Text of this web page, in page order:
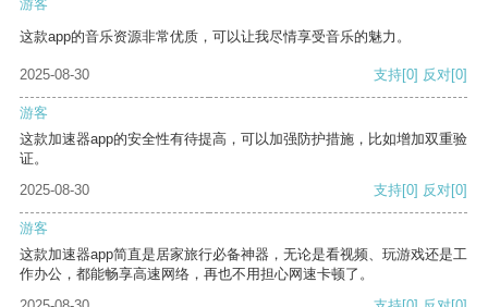
游客
这款app的音乐资源非常优质，可以让我尽情享受音乐的魅力。
2025-08-30 支持[0] 反对[0]
游客
这款加速器app的安全性有待提高，可以加强防护措施，比如增加双重验
证。
2025-08-30
支持[0] 反对[0]
游客
这款加速器app简直是居家旅行必备神器，无论是看视频、玩游戏还是工
作办公，都能畅享高速网络，再也不用担心网速卡顿了。